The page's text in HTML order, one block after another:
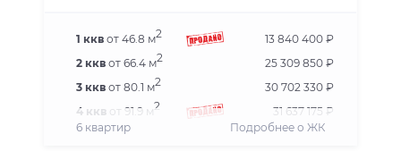
1 ккв от 46.8 м2
13 840 400 ₽
2 ккв от 66.4 м2
25 309 850 ₽
3 ккв от 80.1 м2
30 702 330 ₽
4 ккв от 91.9 м2
31 637 175 ₽
6 квартир
Подробнее о ЖК